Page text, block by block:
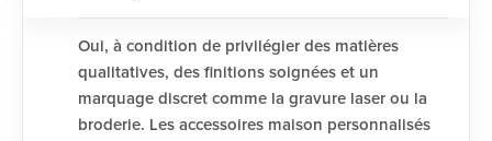
Oui, à condition de privilégier des matières
qualitatives, des finitions soignées et un
marquage discret comme la gravure laser ou la
broderie. Les accessoires maison personnalisés